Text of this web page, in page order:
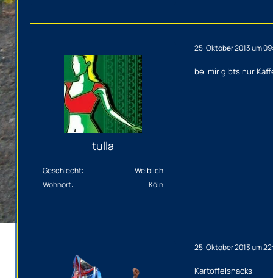
tulla
Geschlecht
Weiblich
Wohnort
Köln
25. Oktober 2013 um
bei mir gibts nur
25. Oktober 2013 um
Kartoffelsnacks